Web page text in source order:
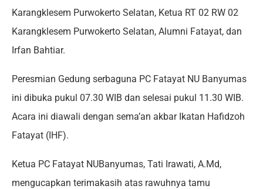
Karangklesem Purwokerto Selatan, Ketua RT 02 RW 02
Karangklesem Purwokerto Selatan, Alumni Fatayat, dan
Irfan Bahtiar.
Peresmian Gedung serbaguna PC Fatayat NU Banyumas
ini dibuka pukul 07.30 WIB dan selesai pukul 11.30 WIB.
Acara ini diawali dengan sema’an akbar Ikatan Hafidzoh
Fatayat (IHF).
Ketua PC Fatayat NUBanyumas, Tati Irawati, A.Md,
mengucapkan terimakasih atas rawuhnya tamu